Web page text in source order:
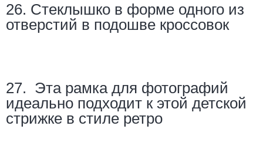
26. Стеклышко в форме одного из
отверстий в подошве кроссовок
27. Эта рамка для фотографий
идеально подходит к этой детской
стрижке в стиле ретро